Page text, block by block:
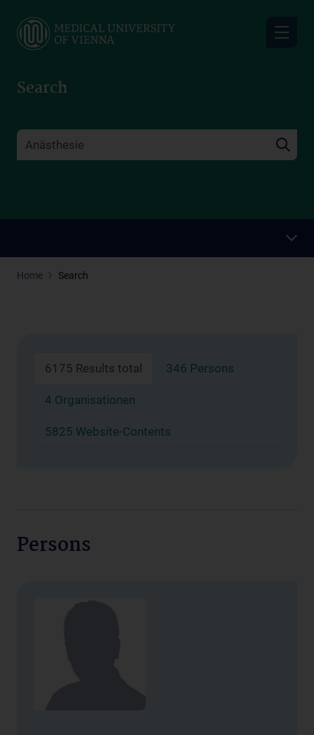
main
Search
Home Search
6175 Results total 346 Persons
4 Organisationen
5825 Website-Contents
Persons